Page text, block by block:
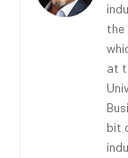
the
at
bit